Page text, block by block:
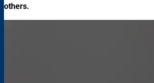
others.